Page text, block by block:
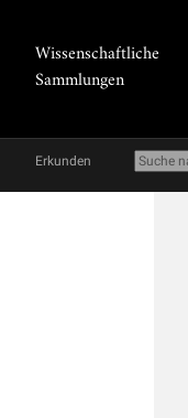
Wissenschaftliche
Sammlungen
Erkunden